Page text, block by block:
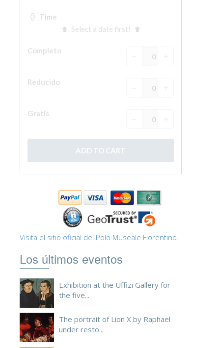
Visita el sitio oficial del Polo Museale Fiorentino.
Los últimos eventos
Exhibition at the Uffizi Gallery for
the five...
The portrait of Lion X by Raphael
under resto...